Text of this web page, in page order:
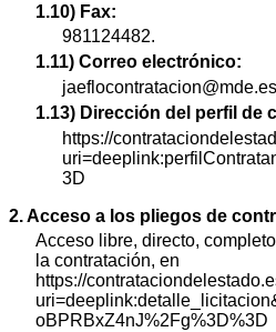
1.10) Fax:
981124482.
1.11) Correo electrónico:
jaeflocontratacion@mde.es
1.13) Dirección del perfil de
https://
3D
2. Acceso a los pliegos de
Acceso libre, directo,
la contratación, en
https://
oBPRBxZ4nJ%2Fg%3D%3D